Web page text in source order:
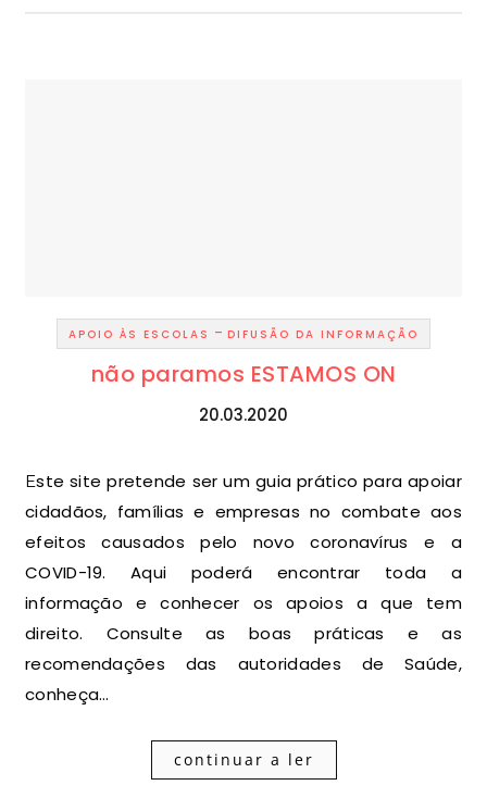
APOIO ÀS ESCOLAS - DIFUSÃO DA INFORMAÇÃO
não paramos ESTAMOS ON
20.03.2020
Este site pretende ser um guia prático para apoiar
cidadãos, famílias e empresas no combate aos
efeitos causados pelo novo coronavírus e a
COVID-19. Aqui poderá encontrar toda a
informação e conhecer os apoios a que tem
direito. Consulte as boas práticas e as
recomendações das autoridades de Saúde,
conheça…
continuar a ler